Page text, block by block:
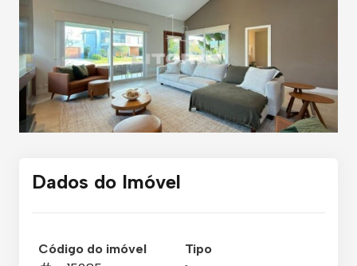
Dados do Imóvel
Código do imóvel
Tipo